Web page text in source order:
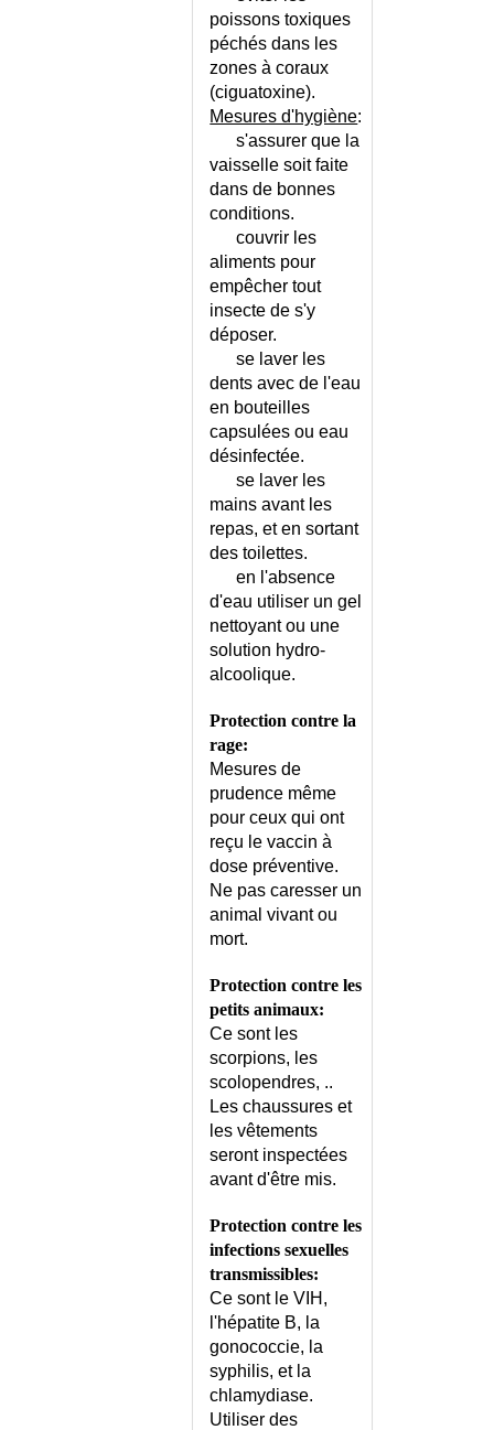
poissons toxiques
péchés dans les
zones à coraux
(ciguatoxine).
Mesures d'hygiène:
s'assurer que la
vaisselle soit faite
dans de bonnes
conditions.
couvrir les
aliments pour
empêcher tout
insecte de s'y
déposer.
se laver les
dents avec de l'eau
en bouteilles
capsulées ou eau
désinfectée.
se laver les
mains avant les
repas, et en sortant
des toilettes.
en l'absence
d'eau utiliser un gel
nettoyant ou une
solution hydro-
alcoolique.
Protection contre la
rage:
Mesures de
prudence même
pour ceux qui ont
reçu le vaccin à
dose préventive.
Ne pas caresser un
animal vivant ou
mort.
Protection contre les
petits animaux:
Ce sont les
scorpions, les
scolopendres, ..
Les chaussures et
les vêtements
seront inspectées
avant d'être mis.
Protection contre les
infections sexuelles
transmissibles:
Ce sont le VIH,
l'hépatite B, la
gonococcie, la
syphilis, et la
chlamydiase.
Utiliser des